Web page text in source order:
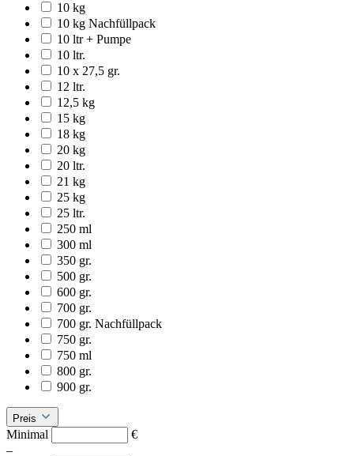
10 kg
10 kg Nachfüllpack
10 ltr + Pumpe
10 ltr.
10 x 27,5 gr.
12 ltr.
12,5 kg
15 kg
18 kg
20 kg
20 ltr.
21 kg
25 kg
25 ltr.
250 ml
300 ml
350 gr.
500 gr.
600 gr.
700 gr.
700 gr. Nachfüllpack
750 gr.
750 ml
800 gr.
900 gr.
Preis
Minimal
€
–